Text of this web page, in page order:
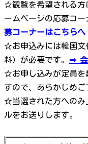
☆観覧を希望される方
ームページの応募コ
募コーナーはこちらへ
☆お申込みには韓国文
料）が必要です。 ➡ 会
☆お申し込みが定員を
すので、あらかじめご
☆当選された方へのみ
ルをお送りします。